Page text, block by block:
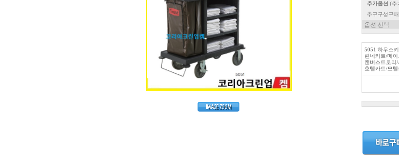
추가옵션 (추
추구구성구매
5051 하우스
린네카트/메
캔버스트로리
호텔카트/모